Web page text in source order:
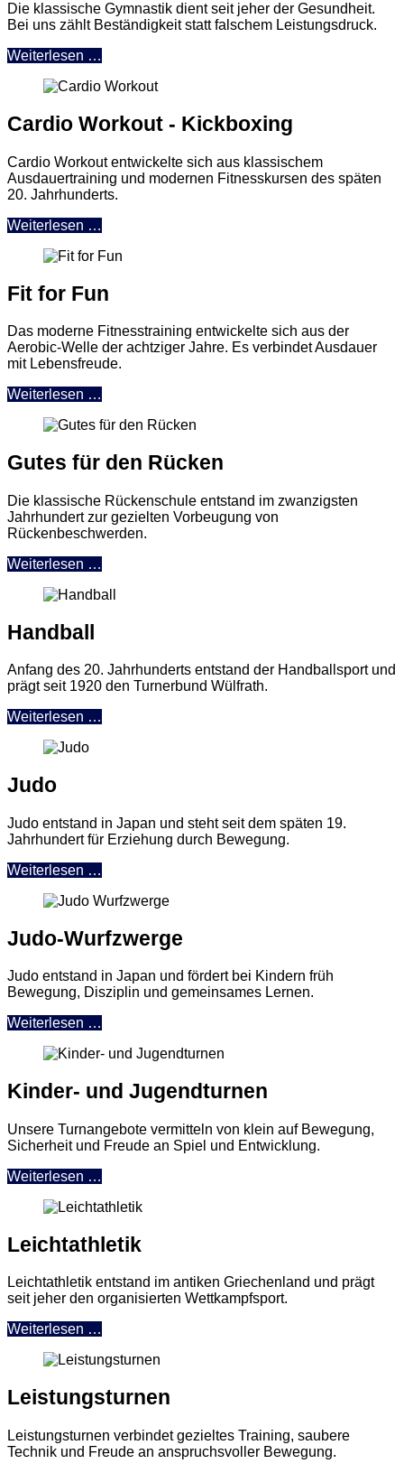
Die klassische Gymnastik dient seit jeher der Gesundheit.
Bei uns zählt Beständigkeit statt falschem Leistungsdruck.
Weiterlesen …
Cardio Workout - Kickboxing
Cardio Workout entwickelte sich aus klassischem
Ausdauertraining und modernen Fitnesskursen des späten
20. Jahrhunderts.
Weiterlesen …
Fit for Fun
Das moderne Fitnesstraining entwickelte sich aus der
Aerobic-Welle der achtziger Jahre. Es verbindet Ausdauer
mit Lebensfreude.
Weiterlesen …
Gutes für den Rücken
Die klassische Rückenschule entstand im zwanzigsten
Jahrhundert zur gezielten Vorbeugung von
Rückenbeschwerden.
Weiterlesen …
Handball
Anfang des 20. Jahrhunderts entstand der Handballsport und
prägt seit 1920 den Turnerbund Wülfrath.
Weiterlesen …
Judo
Judo entstand in Japan und steht seit dem späten 19.
Jahrhundert für Erziehung durch Bewegung.
Weiterlesen …
Judo-Wurfzwerge
Judo entstand in Japan und fördert bei Kindern früh
Bewegung, Disziplin und gemeinsames Lernen.
Weiterlesen …
Kinder- und Jugendturnen
Unsere Turnangebote vermitteln von klein auf Bewegung,
Sicherheit und Freude an Spiel und Entwicklung.
Weiterlesen …
Leichtathletik
Leichtathletik entstand im antiken Griechenland und prägt
seit jeher den organisierten Wettkampfsport.
Weiterlesen …
Leistungsturnen
Leistungsturnen verbindet gezieltes Training, saubere
Technik und Freude an anspruchsvoller Bewegung.